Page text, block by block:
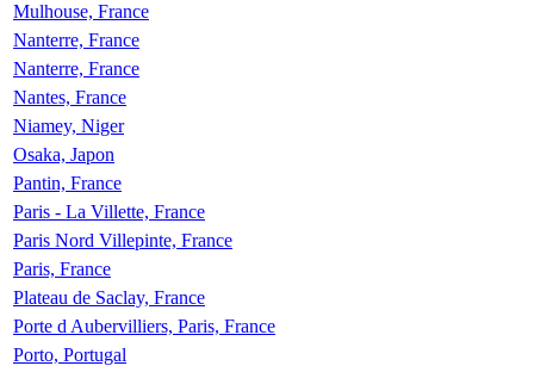
Mulhouse, France
Nanterre, France
Nanterre, France
Nantes, France
Niamey, Niger
Osaka, Japon
Pantin, France
Paris - La Villette, France
Paris Nord Villepinte, France
Paris, France
Plateau de Saclay, France
Porte d Aubervilliers, Paris, France
Porto, Portugal